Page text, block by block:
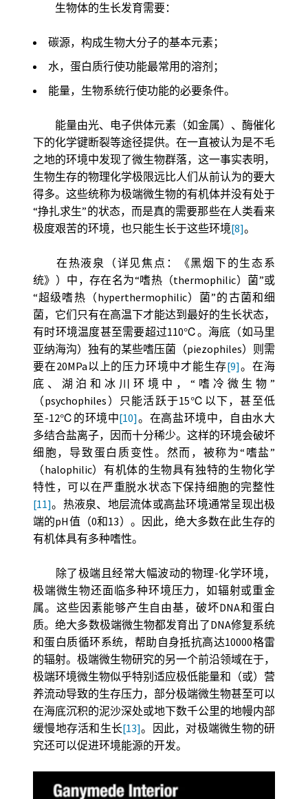
生物体的生长发育需要：
碳源，构成生物大分子的基本元素；
水，蛋白质行使功能最常用的溶剂；
能量，生物系统行使功能的必要条件。
能量由光、电子供体元素（如金属）、酶催化
下的化学键断裂等途径提供。在一直被认为是不毛
之地的环境中发现了微生物群落，这一事实表明，
生物生存的物理化学极限远比人们从前认为的要大
得多。这些统称为极端微生物的有机体并没有处于
“挣扎求生”的状态，而是真的需要那些在人类看来
极度艰苦的环境，也只能生长于这些环境[8]。
在热液泉（详见焦点：《黑烟下的生态系
统》）中，存在名为“嗜热（thermophilic）菌”或
“超级嗜热（hyperthermophilic）菌”的古菌和细
菌，它们只有在高温下才能达到最好的生长状态，
有时环境温度甚至需要超过110℃。海底（如马里
亚纳海沟）独有的某些嗜压菌（piezophiles）则需
要在20MPa以上的压力环境中才能生存[9]。在海
底、湖泊和冰川环境中，“嗜冷微生物”
（psychophiles）只能活跃于15℃以下，甚至低
至-12℃的环境中[10]。在高盐环境中，自由水大
多结合盐离子，因而十分稀少。这样的环境会破坏
细胞，导致蛋白质变性。然而，被称为“嗜盐”
（halophilic）有机体的生物具有独特的生物化学
特性，可以在严重脱水状态下保持细胞的完整性
[11]。热液泉、地层流体或高盐环境通常呈现出极
端的pH值（0和13）。因此，绝大多数在此生存的
有机体具有多种嗜性。
除了极端且经常大幅波动的物理-化学环境，
极端微生物还面临多种环境压力，如辐射或重金
属。这些因素能够产生自由基，破坏DNA和蛋白
质。绝大多数极端微生物都发育出了DNA修复系统
和蛋白质循环系统，帮助自身抵抗高达10000格雷
的辐射。极端微生物研究的另一个前沿领域在于，
极端环境微生物似乎特别适应极低能量和（或）营
养流动导致的生存压力，部分极端微生物甚至可以
在海底沉积的泥沙深处或地下数千公里的地幔内部
缓慢地存活和生长[13]。因此，对极端微生物的研
究还可以促进环境能源的开发。